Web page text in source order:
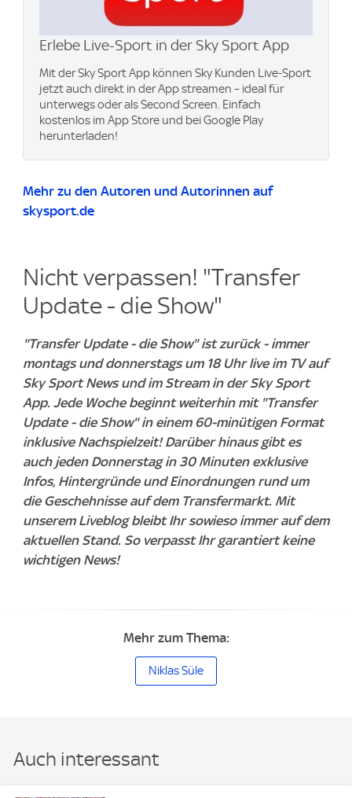
Erlebe Live-Sport in der Sky Sport App
Mit der Sky Sport App können Sky Kunden Live-Sport
jetzt auch direkt in der App streamen – ideal für
unterwegs oder als Second Screen. Einfach
kostenlos im App Store und bei Google Play
herunterladen!
Mehr zu den Autoren und Autorinnen auf
skysport.de
Nicht verpassen! "Transfer
Update - die Show"
"Transfer Update - die Show" ist zurück - immer
montags und donnerstags um 18 Uhr live im TV auf
Sky Sport News und im Stream in der Sky Sport
App. Jede Woche beginnt weiterhin mit "Transfer
Update - die Show" in einem 60-minütigen Format
inklusive Nachspielzeit! Darüber hinaus gibt es
auch jeden Donnerstag in 30 Minuten exklusive
Infos, Hintergründe und Einordnungen rund um
die Geschehnisse auf dem Transfermarkt. Mit
unserem Liveblog bleibt Ihr sowieso immer auf dem
aktuellen Stand. So verpasst Ihr garantiert keine
wichtigen News!
Mehr zum Thema:
Niklas Süle
Auch interessant